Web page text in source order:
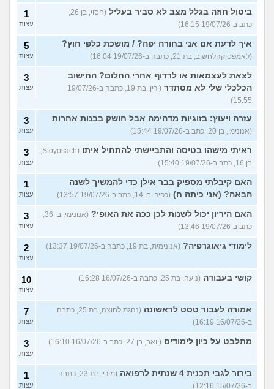
ביטול חוזה בגלל מצב לא סביר בעליל
(חסוי, בן 26,
כתב ב-19/07/26 16:15)
1
עצות
איך לדעת אם אני בחורה יפה? / מושכת כלפי חוץ?
(לאמפסיקהלחשוב, בת 21, כתבה ב-19/07/26 16:04)
5
עצות
לצאת לעצמאות או לרדוף אחרי החלום? החישוב
הכלכלי שלי לא מסתדר
(ירין, בת 19, כתבה ב-19/07/26
15:55)
3
עצות
עזרה ויעוץ: בזוגיות מדהימה אבל חושק בבנות אחרות
(אנונימי, בן 20, כתב ב-19/07/26 15:44)
3
עצות
ראיתי מישהו בטיסה והתביישתי להתחיל איתו
(Stoyosach,
בן 16, כתב ב-19/07/26 15:40)
3
עצות
האם קיבלתי מספיק בבר אילן כדי להמשיך לשנה
הבאה? (אני כיתה ח) (כפיר, בן 14, כתב ב-19/07/26 13:57)
1
עצות
האם היריון יכול לשנות לכן ככה את האופי?
(אנונימי, בן 36,
כתב ב-19/07/26 13:46)
3
עצות
לימודי גיאוגרפיה? (אנונימית, בת 19, כתבה ב-19/07/26 13:37) 2
עצות
קושי בעבודה (נועה, בת 25, כתבה ב-16/07/26 16:28) 10
עצות
אמורה לעבור טסט לראשונה
(נהגת לחוצה, בת 25, כתבה
ב-16/07/26 16:19)
7
עצות
מתלבט על כיון לימודים (יואב, בן 27, כתב ב-16/07/26 16:10) 3
עצות
בירור לגבי תכנית 4 שנתית לרפואה
(מירי, בת 23, כתבה
ב-15/07/26 12:16)
1
עצות